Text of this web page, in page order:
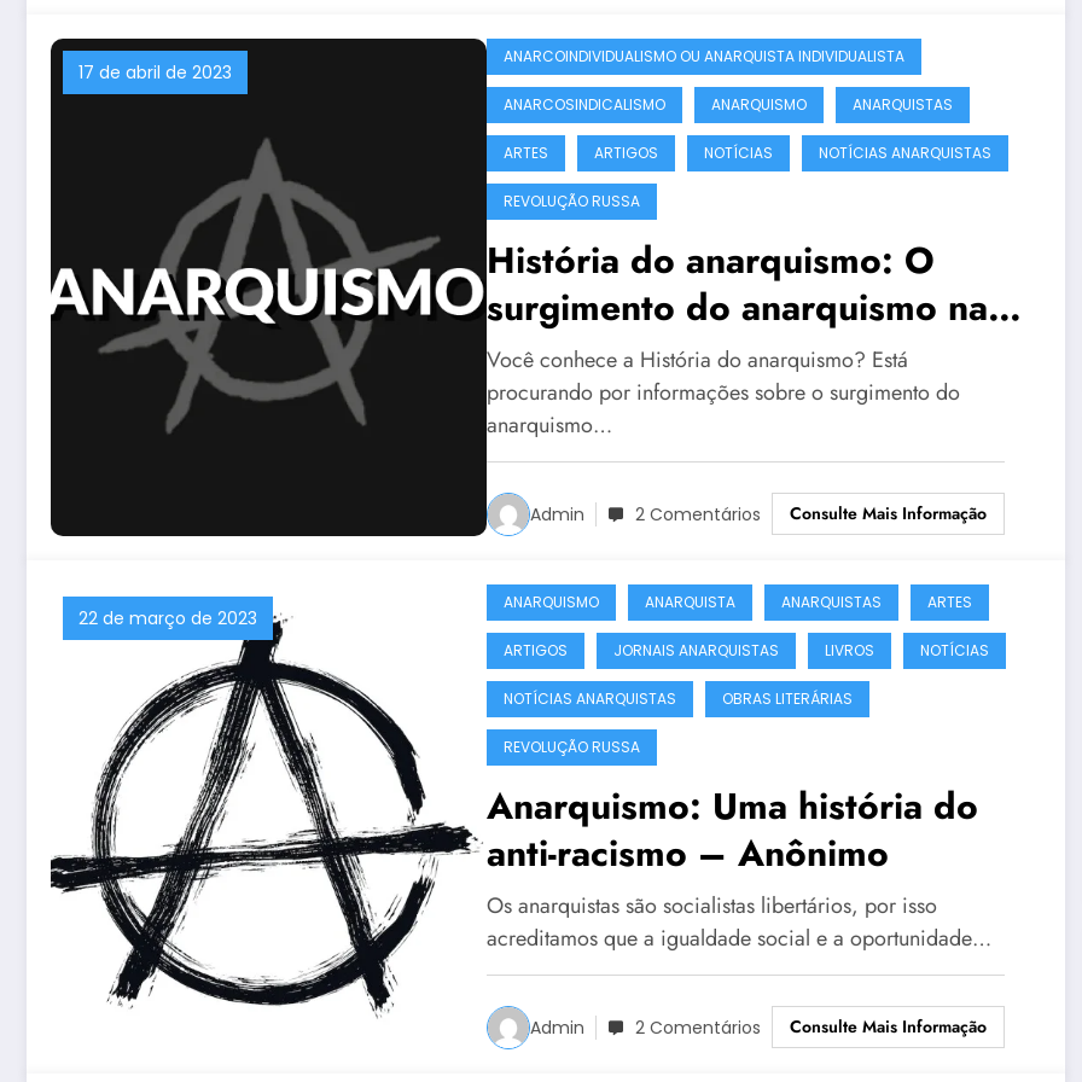
17 de abril de 2023
ANARCOINDIVIDUALISMO OU ANARQUISTA INDIVIDUALISTA
ANARCOSINDICALISMO ANARQUISMO ANARQUISTAS
ARTES ARTIGOS NOTÍCIAS NOTÍCIAS ANARQUISTAS
REVOLUÇÃO RUSSA
História do anarquismo: O
surgimento do anarquismo na
Europa no século XIX!
Você conhece a História do anarquismo? Está
procurando por informações sobre o surgimento do
anarquismo…
Admin 2 Comentários Consulte Mais Informação
22 de março de 2023
ANARQUISMO ANARQUISTA ANARQUISTAS ARTES
ARTIGOS JORNAIS ANARQUISTAS LIVROS NOTÍCIAS
NOTÍCIAS ANARQUISTAS OBRAS LITERÁRIAS
REVOLUÇÃO RUSSA
Anarquismo: Uma história do
anti-racismo – Anônimo
Os anarquistas são socialistas libertários, por isso
acreditamos que a igualdade social e a oportunidade…
Admin 2 Comentários Consulte Mais Informação